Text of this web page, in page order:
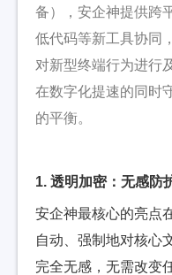
备），安企神提供跨
低代码等新工具协同
对新型终端行为进行
在数字化提速的同时
的平衡。
1. 透明加密：无感防
安企神最核心的亮点
自动、强制地对核心
完全无感，无需改变